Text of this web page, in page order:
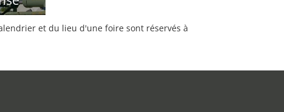
et du lieu d'une foire sont réservés à